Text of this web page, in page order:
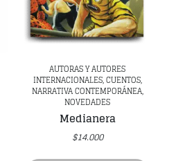
AUTORAS Y AUTORES
INTERNACIONALES, CUENTOS,
NARRATIVA CONTEMPORÁNEA,
NOVEDADES
Medianera
$14.000